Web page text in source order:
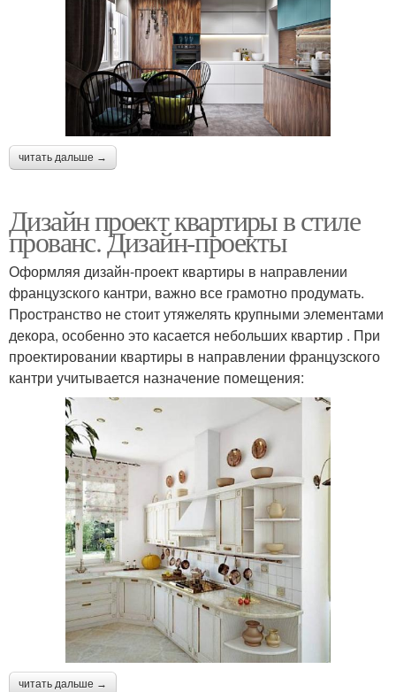
читать дальше →
Дизайн проект квартиры в стиле
прованс. Дизайн-проекты
Оформляя дизайн-проект квартиры в направлении
французского кантри, важно все грамотно продумать.
Пространство не стоит утяжелять крупными элементами
декора, особенно это касается небольших квартир . При
проектировании квартиры в направлении французского
кантри учитывается назначение помещения:
читать дальше →